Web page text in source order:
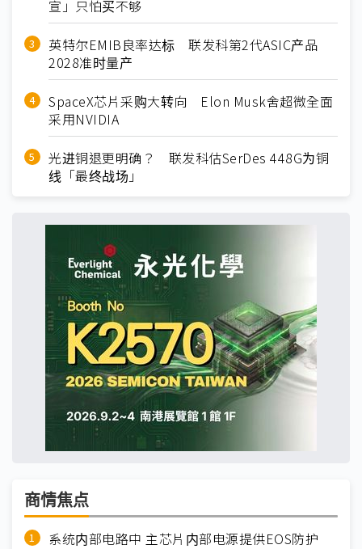
宣」只怕买不够
英特尔EMIB良率达标 联发科第2代ASIC产品
2028准时量产
SpaceX芯片采购大转向 Elon Musk舍超微全面
采用NVIDIA
光进铜退更明确？ 联发科估SerDes 448G为铜
线「最终战场」
商情焦点
系统内部电路中 主芯片内部电源提供EOS防护